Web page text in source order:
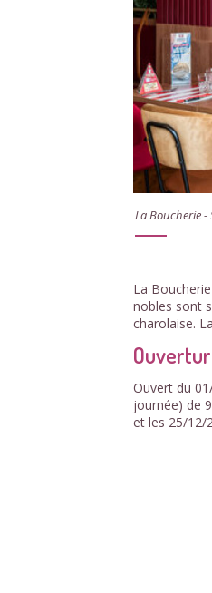
La Boucherie -
La
nobles sont
charolaise.
Ouvert du
journée) de
et les 25/12/